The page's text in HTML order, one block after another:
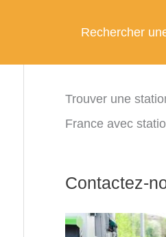
Rechercher
Trouver une
France avec
Contactez-